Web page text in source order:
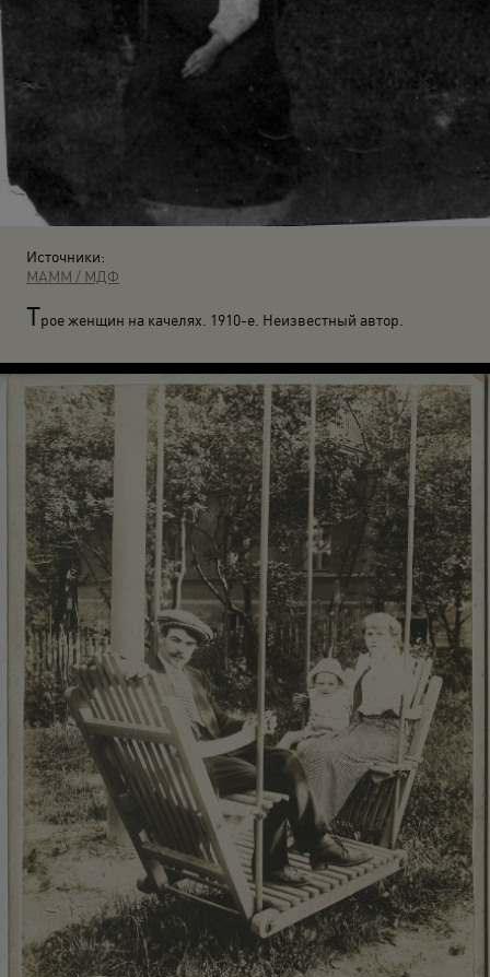
Источники:
МАММ / МДФ
Трое женщин на качелях. 1910-е. Неизвестный автор.